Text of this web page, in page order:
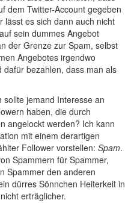
dem Twitter-Account gegeben
lässt es sich dann auch nicht
sein dummes Angebot
der Grenze zur Spam, selbst
Angebotes irgendwo
bezahlen, dass man als
sollte jemand Interesse an
haben, die durch
angelockt werden? Ich kann
mit einem derartigen
Follower vorstellen: Spam.
Spammern für Spammer,
Spammer den anderen
dürres Sönnchen Heiterkeit in
erträglicher.